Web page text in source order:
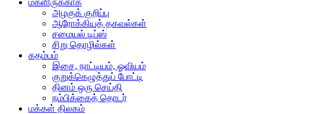
மகளிருக்காக
அழகுக் குறிப்பு
ஆரோக்கியத் தகவல்கள்
சமையல் டிப்ஸ்
சிறு தொழில்கள்
கதம்பம்
இசை, நாட்டியம், ஓவியம்
குறுக்கெழுத்துப் போட்டி
தினம் ஒரு செய்தி
நம்பிக்கைத் தொடர்
மக்கள் திலகம்